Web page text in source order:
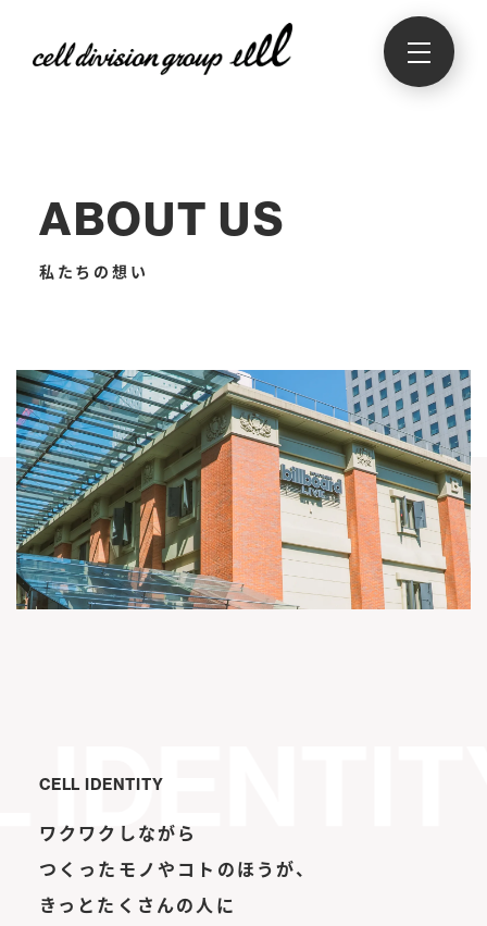
ABOUT US
私たちの想い
CELL IDENTITY
ワクワクしながら
つくったモノやコトのほうが、
きっとたくさんの人に